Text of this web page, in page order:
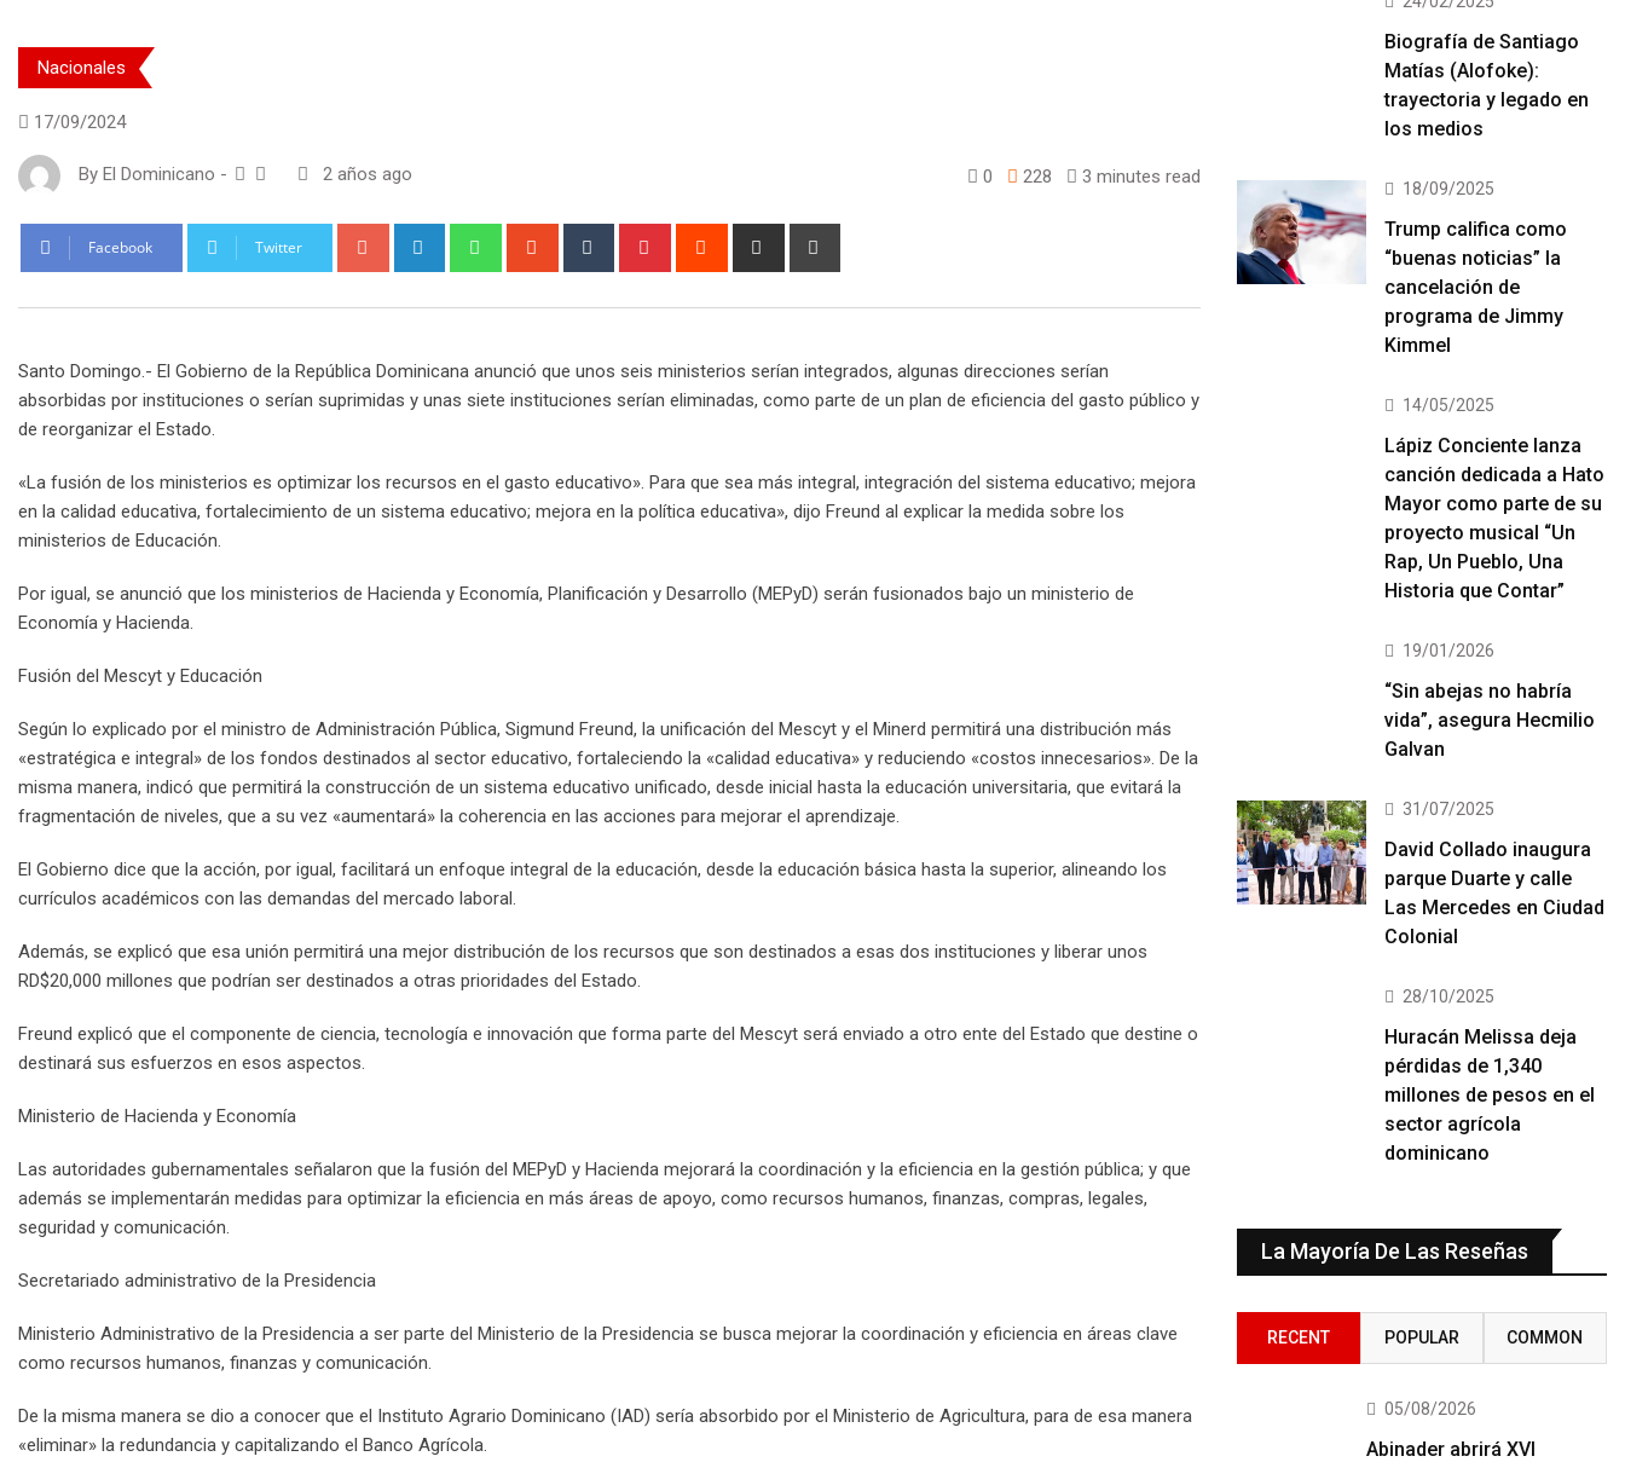
Nacionales
17/09/2024
By El Dominicano - 2 años ago 0 228 3 minutes read
Facebook Twitter Google+ LinkedIn WhatsappStumbleUpon
Tumblr Pinterest Reddit
Share
Santo Domingo.- El Gobierno de la República Dominicana anunció que unos seis ministerios serían integrados, algunas direcciones serían
absorbidas por instituciones o serían suprimidas y unas siete instituciones serían eliminadas, como parte de un plan de eficiencia del gasto público y
de reorganizar el Estado.
«La fusión de los ministerios es optimizar los recursos en el gasto educativo». Para que sea más integral, integración del sistema educativo; mejora
en la calidad educativa, fortalecimiento de un sistema educativo; mejora en la política educativa», dijo Freund al explicar la medida sobre los
ministerios de Educación.
Por igual, se anunció que los ministerios de Hacienda y Economía, Planificación y Desarrollo (MEPyD) serán fusionados bajo un ministerio de
Economía y Hacienda.
Fusión del Mescyt y Educación
Según lo explicado por el ministro de Administración Pública, Sigmund Freund, la unificación del Mescyt y el Minerd permitirá una distribución más
«estratégica e integral» de los fondos destinados al sector educativo, fortaleciendo la «calidad educativa» y reduciendo «costos innecesarios». De la
misma manera, indicó que permitirá la construcción de un sistema educativo unificado, desde inicial hasta la educación universitaria, que evitará la
fragmentación de niveles, que a su vez «aumentará» la coherencia en las acciones para mejorar el aprendizaje.
El Gobierno dice que la acción, por igual, facilitará un enfoque integral de la educación, desde la educación básica hasta la superior, alineando los
currículos académicos con las demandas del mercado laboral.
Además, se explicó que esa unión permitirá una mejor distribución de los recursos que son destinados a esas dos instituciones y liberar unos
RD$20,000 millones que podrían ser destinados a otras prioridades del Estado.
Freund explicó que el componente de ciencia, tecnología e innovación que forma parte del Mescyt será enviado a otro ente del Estado que destine o
destinará sus esfuerzos en esos aspectos.
Ministerio de Hacienda y Economía
Las autoridades gubernamentales señalaron que la fusión del MEPyD y Hacienda mejorará la coordinación y la eficiencia en la gestión pública; y que
además se implementarán medidas para optimizar la eficiencia en más áreas de apoyo, como recursos humanos, finanzas, compras, legales,
seguridad y comunicación.
Secretariado administrativo de la Presidencia
Ministerio Administrativo de la Presidencia a ser parte del Ministerio de la Presidencia se busca mejorar la coordinación y eficiencia en áreas clave
como recursos humanos, finanzas y comunicación.
De la misma manera se dio a conocer que el Instituto Agrario Dominicano (IAD) sería absorbido por el Ministerio de Agricultura, para de esa manera
«eliminar» la redundancia y capitalizando el Banco Agrícola.
Biografía de Santiago
Matías (Alofoke):
trayectoria y legado en
los medios
18/09/2025
Trump califica como
“buenas noticias” la
cancelación de
programa de Jimmy
Kimmel
14/05/2025
Lápiz Conciente lanza
canción dedicada a Hato
Mayor como parte de su
proyecto musical “Un
Rap, Un Pueblo, Una
Historia que Contar”
19/01/2026
“Sin abejas no habría
vida”, asegura Hecmilio
Galvan
31/07/2025
David Collado inaugura
parque Duarte y calle
Las Mercedes en Ciudad
Colonial
28/10/2025
Huracán Melissa deja
pérdidas de 1,340
millones de pesos en el
sector agrícola
dominicano
La Mayoría De Las Reseñas
RECENT POPULAR COMMON
05/08/2026
Abinader abrirá XVI